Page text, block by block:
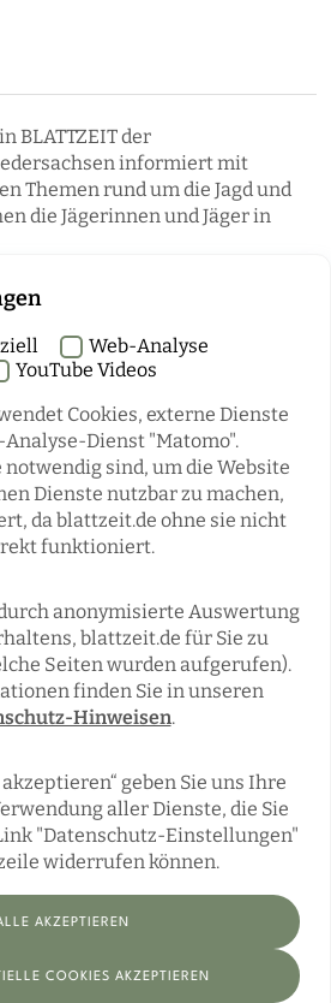
BLATTZEIT der
informiert mit
Themen rund um die Jagd und
die Jägerinnen und Jäger in
ÜBERREGIONAL
WILDTIERE
Datenschutz-Einstellungen
Web-Analyse
YouTube Videos
Cookies, externe Dienste
Analyse-Dienst "Matomo".
notwendig sind, um die Website
Dienste nutzbar zu machen,
da blattzeit.de ohne sie nicht
funktioniert.
anonymisierte Auswertung
blattzeit.de für Sie zu
Seiten wurden aufgerufen).
finden Sie in unseren
Hinweisen.
geben Sie uns Ihre
aller Dienste, die Sie
"Datenschutz-Einstellungen"
widerrufen können.
AKZEPTIEREN
COOKIES AKZEPTIEREN